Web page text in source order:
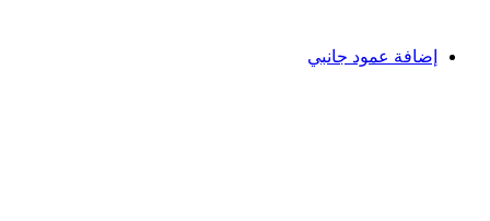
إضافة عمود جانبي